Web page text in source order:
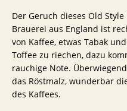
Der Geruch dieses Old
Brauerei aus England ist
von Kaffee, etwas Tabak
Toffee zu riechen, dazu
rauchige Note.
das Röstmalz, wunderbar
des Kaffees.